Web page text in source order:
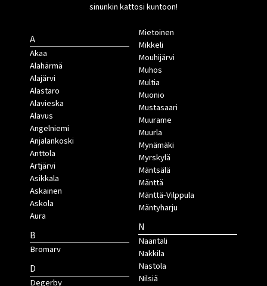
sinunkin kattosi kuntoon!
A
Akaa
Alahärmä
Alajärvi
Alastaro
Alavieska
Alavus
Angelniemi
Anjalankoski
Anttola
Artjärvi
Asikkala
Askainen
Askola
Aura
B
Bromarv
D
Degerby
Mietoinen
Mikkeli
Mouhijärvi
Muhos
Multia
Muonio
Mustasaari
Muurame
Muurla
Mynämäki
Myrskylä
Mäntsälä
Mänttä
Mänttä-Vilppula
Mäntyharju
N
Naantali
Nakkila
Nastola
Nilsiä